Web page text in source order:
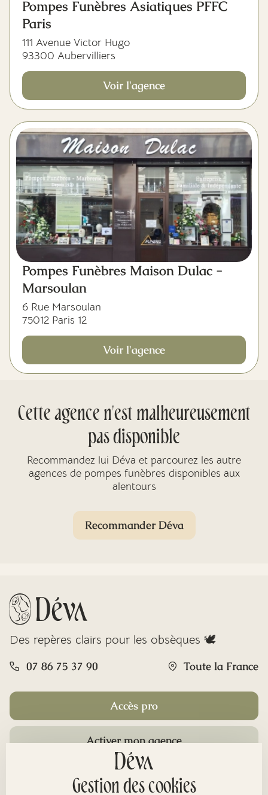
Pompes Funèbres Asiatiques PFFC
Paris
111 Avenue Victor Hugo
93300 Aubervilliers
Voir l'agence
Pompes Funèbres Maison Dulac -
Marsoulan
6 Rue Marsoulan
75012 Paris 12
Voir l'agence
Cette agence n'est malheureusement
pas disponible
Recommandez lui Déva et parcourez les autre
agences de pompes funèbres disponibles aux
alentours
Recommander Déva
Des repères clairs pour les obsèques 🕊️
07 86 75 37 90 Toute la France
Accès pro
Activer mon agence
Gestion des cookies